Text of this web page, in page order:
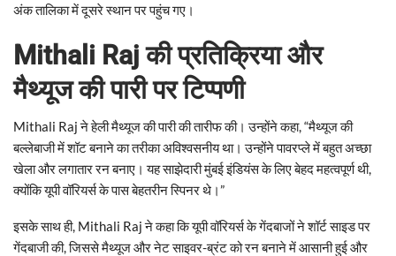
अंक तालिका में दूसरे स्थान पर पहुंच गए।
Mithali Raj की प्रतिक्रिया और
मैथ्यूज की पारी पर टिप्पणी
Mithali Raj ने हेली मैथ्यूज की पारी की तारीफ की। उन्होंने कहा, “मैथ्यूज की
बल्लेबाजी में शॉट बनाने का तरीका अविश्वसनीय था। उन्होंने पावरप्ले में बहुत अच्छा
खेला और लगातार रन बनाए। यह साझेदारी मुंबई इंडियंस के लिए बेहद महत्वपूर्ण थी,
क्योंकि यूपी वॉरियर्स के पास बेहतरीन स्पिनर थे।”
इसके साथ ही, Mithali Raj ने कहा कि यूपी वॉरियर्स के गेंदबाजों ने शॉर्ट साइड पर
गेंदबाजी की, जिससे मैथ्यूज और नेट साइवर-ब्रंट को रन बनाने में आसानी हुई और